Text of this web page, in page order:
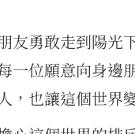
友勇敢走到陽光
一位願意向身邊
也讓這個世界